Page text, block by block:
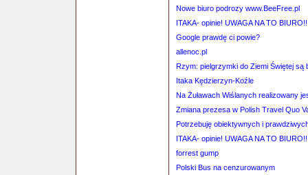
Nowe biuro podrozy www.BeeFree.pl
ITAKA- opinie! UWAGA NA TO
Google prawdę ci powie?
allenoc.pl
Rzym: pielgrzymki do Ziemi Świętej są
Itaka Kędzierzyn-Koźle
Na Żuławach Wiślanych realizowany
Zmiana prezesa w Polish Travel Quo
Potrzebuję obiektywnych i
ITAKA- opinie! UWAGA NA TO
forrest gump
Polski Bus na cenzurowanym